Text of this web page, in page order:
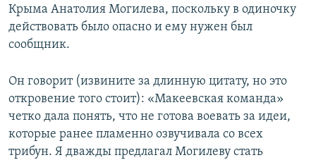
Крыма Анатолия Могилева, поскольку в одиночку
действовать было опасно и ему нужен был
сообщник.
Он говорит (извините за длинную цитату, но это
откровение того стоит): «Макеевская команда»
четко дала понять, что не готова воевать за идеи,
которые ранее пламенно озвучивала со всех
трибун. Я дважды предлагал Могилеву стать